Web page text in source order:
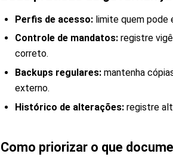
Perfis de acesso: limite quem pode
Controle de mandatos: registre
correto.
Backups regulares: mantenha
externo.
Histórico de alterações: registre
Como priorizar o que